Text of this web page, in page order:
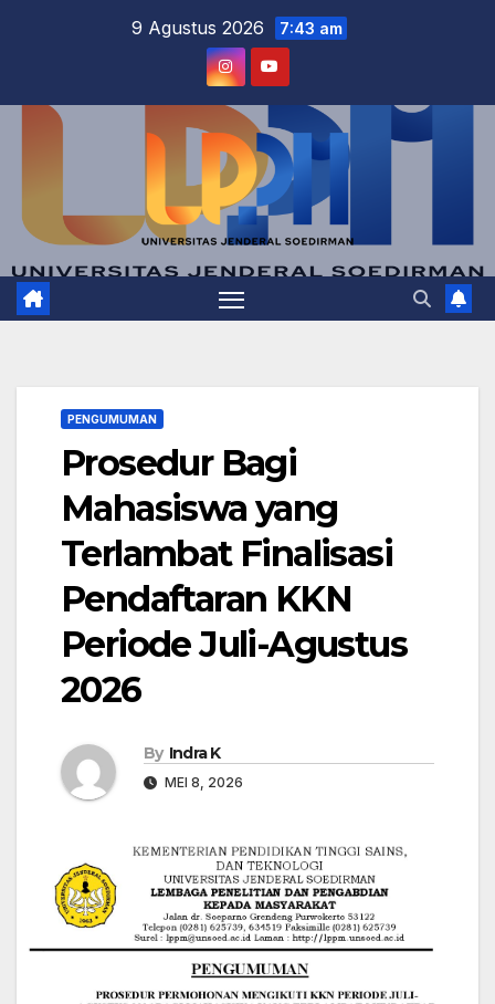
9 Agustus 2026 7:43 am
PENGUMUMAN
Prosedur Bagi
Mahasiswa yang
Terlambat Finalisasi
Pendaftaran KKN
Periode Juli-Agustus
2026
By Indra K
MEI 8, 2026